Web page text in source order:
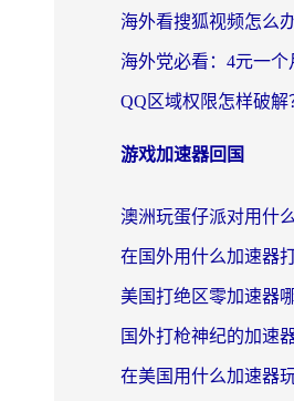
游戏加速器回国